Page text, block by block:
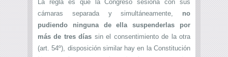
La regla es que la Congreso sesiona con sus
cámaras separada y simultáneamente, no
pudiendo ninguna de ella suspenderlas por
más de tres días sin el consentimiento de la otra
(art. 54º), disposición similar hay en la Constitución